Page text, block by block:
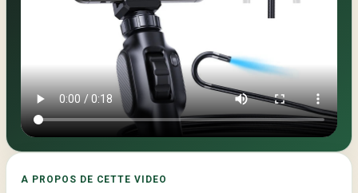
Video
principale
de
la
A PROPOS DE CETTE VIDEO